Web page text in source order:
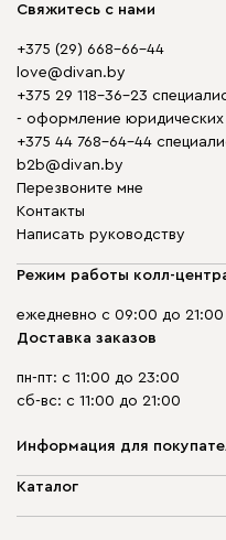
Свяжитесь с нами
+375 (29) 668-66-44
love@divan.by
+375 29 118-36-23
- оформление юридических
+375 44 768-64-44
b2b@divan.by
Перезвоните мне
Контакты
Написать руководству
Режим работы колл-
ежедневно с 09:00 до 21:00
Доставка заказов
пн-пт: с 11:00 до 23:00
сб-вс: с 11:00 до 21:00
Информация для
О компании
Каталог